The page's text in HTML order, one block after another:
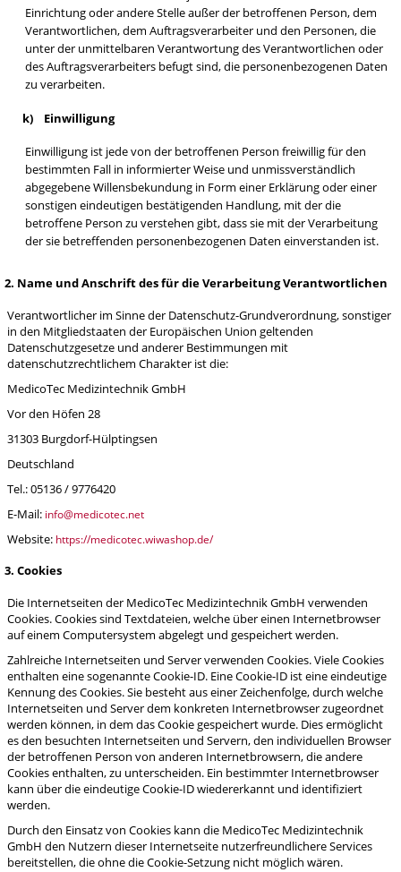
Einrichtung oder andere Stelle außer der betroffenen Person, dem
Verantwortlichen, dem Auftragsverarbeiter und den Personen, die
unter der unmittelbaren Verantwortung des Verantwortlichen oder
des Auftragsverarbeiters befugt sind, die personenbezogenen Daten
zu verarbeiten.
k) Einwilligung
Einwilligung ist jede von der betroffenen Person freiwillig für den
bestimmten Fall in informierter Weise und unmissverständlich
abgegebene Willensbekundung in Form einer Erklärung oder einer
sonstigen eindeutigen bestätigenden Handlung, mit der die
betroffene Person zu verstehen gibt, dass sie mit der Verarbeitung
der sie betreffenden personenbezogenen Daten einverstanden ist.
2. Name und Anschrift des für die Verarbeitung Verantwortlichen
Verantwortlicher im Sinne der Datenschutz-Grundverordnung, sonstiger
in den Mitgliedstaaten der Europäischen Union geltenden
Datenschutzgesetze und anderer Bestimmungen mit
datenschutzrechtlichem Charakter ist die:
MedicoTec Medizintechnik GmbH
Vor den Höfen 28
31303 Burgdorf-Hülptingsen
Deutschland
Tel.: 05136 / 9776420
E-Mail: info@medicotec.net
Website: https://medicotec.wiwashop.de/
3. Cookies
Die Internetseiten der MedicoTec Medizintechnik GmbH verwenden
Cookies. Cookies sind Textdateien, welche über einen Internetbrowser
auf einem Computersystem abgelegt und gespeichert werden.
Zahlreiche Internetseiten und Server verwenden Cookies. Viele Cookies
enthalten eine sogenannte Cookie-ID. Eine Cookie-ID ist eine eindeutige
Kennung des Cookies. Sie besteht aus einer Zeichenfolge, durch welche
Internetseiten und Server dem konkreten Internetbrowser zugeordnet
werden können, in dem das Cookie gespeichert wurde. Dies ermöglicht
es den besuchten Internetseiten und Servern, den individuellen Browser
der betroffenen Person von anderen Internetbrowsern, die andere
Cookies enthalten, zu unterscheiden. Ein bestimmter Internetbrowser
kann über die eindeutige Cookie-ID wiedererkannt und identifiziert
werden.
Durch den Einsatz von Cookies kann die MedicoTec Medizintechnik
GmbH den Nutzern dieser Internetseite nutzerfreundlichere Services
bereitstellen, die ohne die Cookie-Setzung nicht möglich wären.